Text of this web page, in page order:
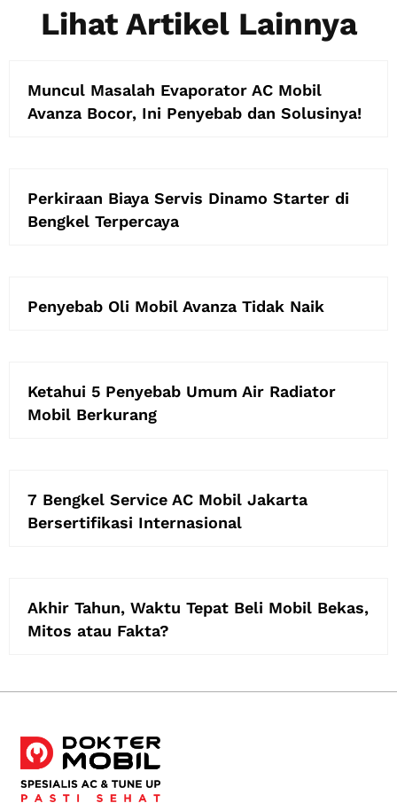
Lihat Artikel Lainnya
Muncul Masalah Evaporator AC Mobil
Avanza Bocor, Ini Penyebab dan Solusinya!
Perkiraan Biaya Servis Dinamo Starter di
Bengkel Terpercaya
Penyebab Oli Mobil Avanza Tidak Naik
Ketahui 5 Penyebab Umum Air Radiator
Mobil Berkurang
7 Bengkel Service AC Mobil Jakarta
Bersertifikasi Internasional
Akhir Tahun, Waktu Tepat Beli Mobil Bekas,
Mitos atau Fakta?